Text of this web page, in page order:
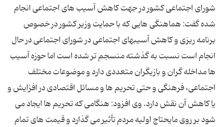
شورای اجتماعی کشور در جهت کاهش آسیب های اجتماعی انجام
شده گفت: هماهنگی هایی که با حمایت وزیر کشور در خصوص
برنامه ریزی و کاهش آسیبهای اجتماعی در شورای اجتماعی در حال
انجام است نسبت به گذشته منسجم تر شده است اما حوزه آسیب
ها مداخله گران و بازیگران متعددی دارد و موضوعات مختلف
اجتماعی، فرهنگی و حتی تحریم ها و مسائل اقتصادی در افزایش و
یا کاهش آن نقش دارد. وی افزود: هنگامی که تحریم ها ایجاد می
شود بر روی مایحتاج اولیه مردم تأثیر می گذارد و قیمت های تمام